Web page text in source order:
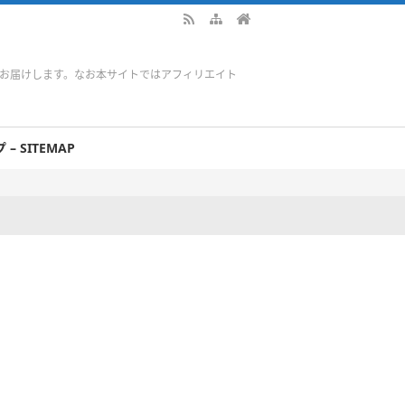
届けします。なお本サイトではアフィリエイト
– SITEMAP